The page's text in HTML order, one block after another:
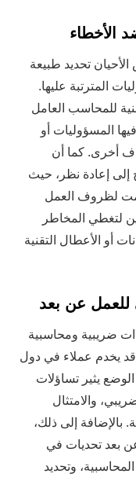
الأخطاء
تحديد طبيعة
المترتبة عليها.
للمحاسب العامل
المسؤوليات أو
أخرى. كما أن
إلى إعادة نظر، حيث
لظروف العمل
لتغطي المخاطر
أو الأعطال التقنية
للعمل عن بعد
ضريبية ومحاسبية
يخدم عملاء في دول
يثير تساؤلات
والامتثال
بالإضافة إلى ذلك،
بعد تحديات في
وتحديد